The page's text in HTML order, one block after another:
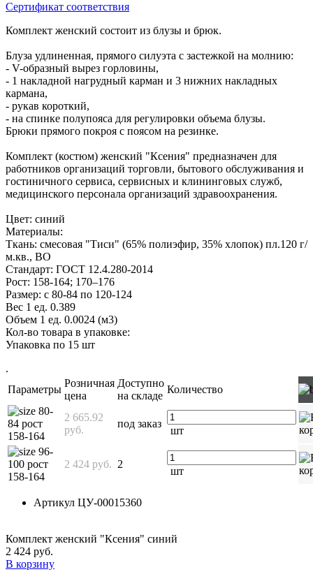
Сертификат соответствия
Комплект женский состоит из блузы и брюк.
Блуза удлиненная, прямого силуэта с застежкой на молнию:
- V-образный вырез горловины,
- 1 накладной нагрудный карман и 3 нижних накладных
кармана,
- рукав короткий,
- на спинке полупояса для регулировки объема блузы.
Брюки прямого покроя с поясом на резинке.
Комплект (костюм) женский "Ксения" предназначен для
работников организаций торговли, бытового обслуживания и
гостиничного сервиса, сервисных и клининговых служб,
медицинского персонала организаций здравоохранения.
Цвет: синий
Материалы:
Ткань: смесовая "Тиси" (65% полиэфир, 35% хлопок) пл.120 г/
м.кв., ВО
Стандарт: ГОСТ 12.4.280-2014
Рост: 158-164; 170–176
Размер: с 80-84 по 120-124
Вес 1 ед. 0.389
Объем 1 ед. 0.0024 (м3)
Кол-во товара в упаковке:
Упаковка по 15 шт
.
Параметры
Розничная
цена
Доступно
на складе
Количество
80-
84 рост
158-164
2 665.92
руб.
под заказ
шт
96-
100 рост
158-164
2 424 руб. 2
шт
Артикул ЦУ-00015360
Комплект женский "Ксения" синий
2 424 руб.
В корзину